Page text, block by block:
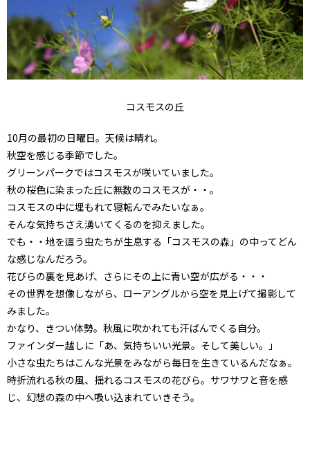
コスモスの丘
10月の最初の日曜日。天候は晴れ。
秋空を感じる季節でした。
グリーンパークではコスモスが咲いていました。
秋の桜色に染まった丘に無数のコスモスが・・。
コスモスの中に埋もれて寝転んでみたいなぁ。
そんな気持ちさえ湧いてくるのを抑えました。
でも・・地を這う虫たちが生息する「コスモスの森」の中ってどん
な感じなんだろう。
花びらの裏を見あげ、さらにその上に青い空が広がる・・・
その世界を想像しながら、ローアングルから空を見上げて撮影して
みました。
かなり、きつい体勢。秋風に吹かれても汗ばんでくる自分。
ファインダー越しに「あ、気持ちいい光景。そして美しい。」
小さな虫たちはこんな光景をみながら毎日を生きているんだなぁ。
時折流れる秋の風、揺れるコスモスの花びら。サワサワと音を感
じ、幻想の森の中へ吸い込まれていきそう。